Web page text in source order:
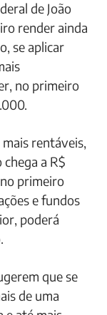
de João
render ainda
se aplicar
no primeiro
rentáveis,
a R$
primeiro
e fundos
poderá
que se
de uma